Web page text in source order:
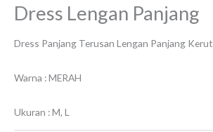
Dress Lengan Panjang
Dress Panjang Terusan Lengan Panjang Kerut
Warna : MERAH
Ukuran : M, L